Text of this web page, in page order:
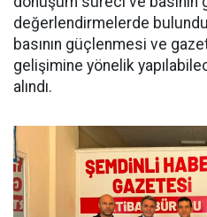
değerlendirmelerde
basının güçlenmesi ve
gelişimine yönelik
alındı.